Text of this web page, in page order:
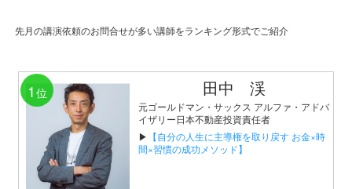
先月の講演依頼のお問合せが多い講師をランキング形式でご紹介
1 位 田中 渓
元ゴールドマン・サックス アルファ・アドバ
イザリー日本不動産投資責任者
▶ 【自分の人生に主導権を取り戻す お金×時
間×習慣の成功メソッド】